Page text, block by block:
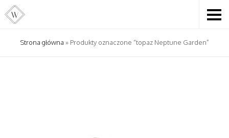
Strona główna » Produkty oznaczone “topaz Neptune Garden”